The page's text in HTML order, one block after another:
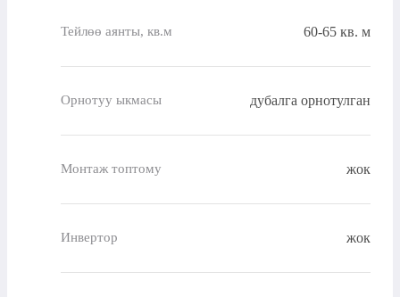
Тейлөө аянты, кв.м 60-65 кв. м
Орнотуу ыкмасы дубалга орнотулган
Монтаж топтому жок
Инвертор жок